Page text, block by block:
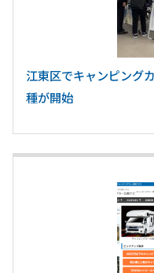
江東区でキャンピング
種が開始